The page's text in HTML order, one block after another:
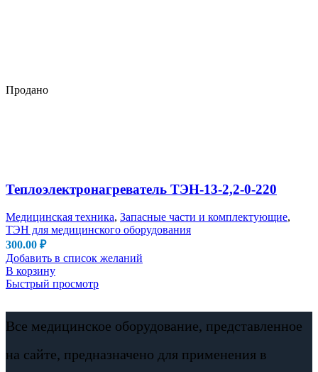
Продано
Теплоэлектронагреватель ТЭН-13-2,2-0-220
Медицинская техника, Запасные части и комплектующие,
ТЭН для медицинского оборудования
300.00 ₽
Добавить в список желаний
В корзину
Быстрый просмотр
Все медицинское оборудование, представленное
на сайте, предназначено для применения в